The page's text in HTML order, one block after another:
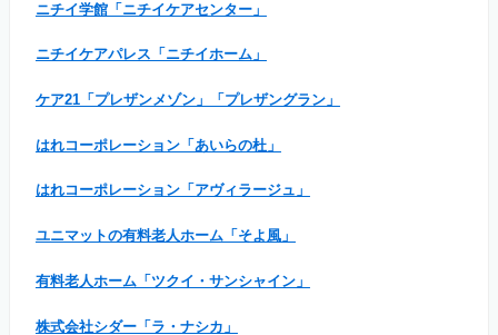
ニチイ学館「ニチイケアセンター」
ニチイケアパレス「ニチイホーム」
ケア21「プレザンメゾン」「プレザングラン」
はれコーポレーション「あいらの杜」
はれコーポレーション「アヴィラージュ」
ユニマットの有料老人ホーム「そよ風」
有料老人ホーム「ツクイ・サンシャイン」
株式会社シダー「ラ・ナシカ」